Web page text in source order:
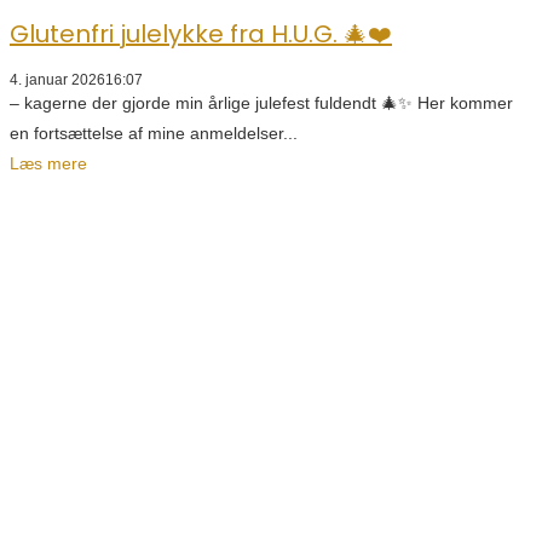
Glutenfri julelykke fra H.U.G. 🎄❤️
4. januar 202616:07
– kagerne der gjorde min årlige julefest fuldendt 🎄✨ Her kommer
en fortsættelse af mine anmeldelser...
Læs mere